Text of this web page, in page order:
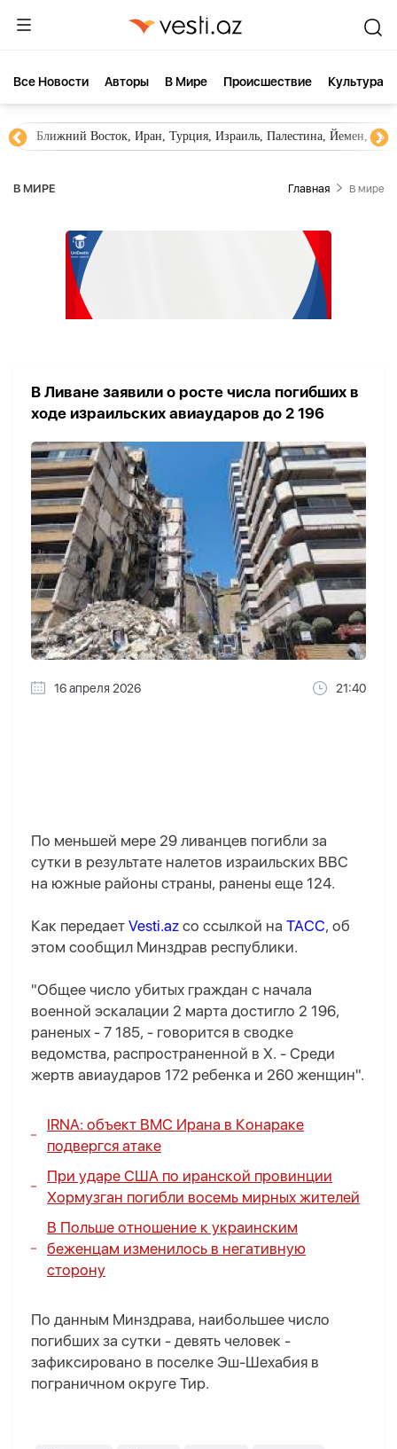
Все Новости Aвторы В Мире Происшествие Культура
Ближний Восток, Иран, Турция, Израиль, Палестина, Йемен,
В МИРЕ Главная В мире
В Ливане заявили о росте числа погибших в
ходе израильских авиаударов до 2 196
16 апреля 2026 21:40
По меньшей мере 29 ливанцев погибли за
сутки в результате налетов израильских ВВС
на южные районы страны, ранены еще 124.
Как передает Vesti.az со ссылкой на ТАСС, об
этом сообщил Минздрав республики.
"Общее число убитых граждан с начала
военной эскалации 2 марта достигло 2 196,
раненых - 7 185, - говорится в сводке
ведомства, распространенной в X. - Среди
жертв авиаударов 172 ребенка и 260 женщин".
IRNA: объект ВМС Ирана в Конараке
подвергся атаке
При ударе США по иранской провинции
Хормузган погибли восемь мирных жителей
В Польше отношение к украинским
беженцам изменилось в негативную
сторону
По данным Минздрава, наибольшее число
погибших за сутки - девять человек -
зафиксировано в поселке Эш-Шехабия в
пограничном округе Тир.